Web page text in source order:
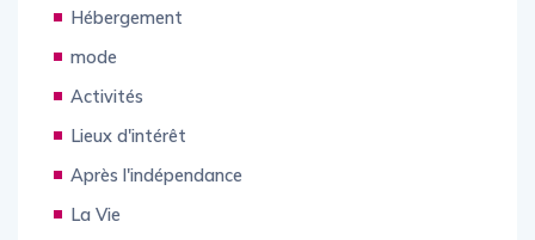
Hébergement
mode
Activités
Lieux d'intérêt
Après l'indépendance
La Vie